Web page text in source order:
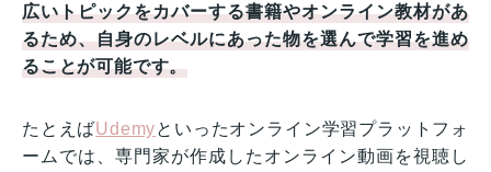
広いトピックをカバーする書籍やオンライン教材があ
るため、自身のレベルにあった物を選んで学習を進め
ることが可能です。
たとえばUdemyといったオンライン学習プラットフォ
ームでは、専門家が作成したオンライン動画を視聴し